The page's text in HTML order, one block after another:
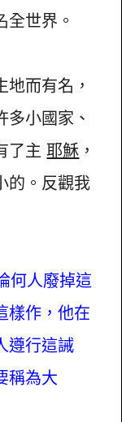
世界。
而有名，
小國家、
了主耶穌 ，
的。反觀我
何人廢掉這
樣作，他在
遵行這誡
稱為大